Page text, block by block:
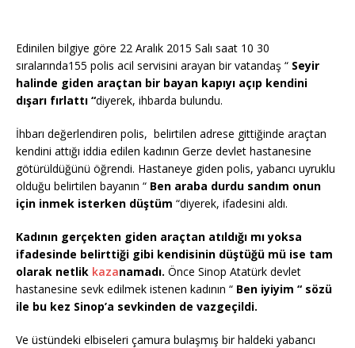
Edinilen bilgiye göre 22 Aralık 2015 Salı saat 10 30
sıralarında155 polis acil servisini arayan bir vatandaş “ Seyir
halinde giden araçtan bir bayan kapıyı açıp kendini
dışarı fırlattı “diyerek, ihbarda bulundu.
İhbarı değerlendiren polis, belirtilen adrese gittiğinde araçtan
kendini attığı iddia edilen kadının Gerze devlet hastanesine
götürüldüğünü öğrendi. Hastaneye giden polis, yabancı uyruklu
olduğu belirtilen bayanın “ Ben araba durdu sandım onun
için inmek isterken düştüm “diyerek, ifadesini aldı.
Kadının gerçekten giden araçtan atıldığı mı yoksa
ifadesinde belirttiği gibi kendisinin düştüğü mü ise tam
olarak netlik kazanamadı. Önce Sinop Atatürk devlet
hastanesine sevk edilmek istenen kadının “ Ben iyiyim “ sözü
ile bu kez Sinop’a sevkinden de vazgeçildi.
Ve üstündeki elbiseleri çamura bulaşmış bir haldeki yabancı